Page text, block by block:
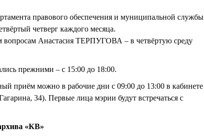
правового обеспечения и муниципальной службы
четверг каждого месяца.
вопросам Анастасия ТЕРПУГОВА – в четвёртую среду
прежними – с 15:00 до 18:00.
приём можно в рабочие дни с 09:00 до 13:00 в кабинете
34). Первые лица мэрии будут встречаться с
«КВ»